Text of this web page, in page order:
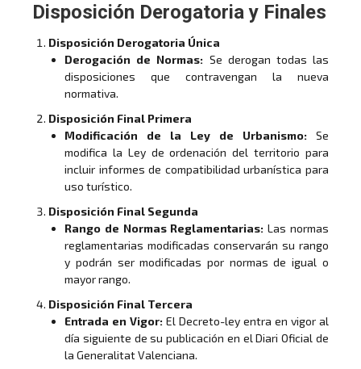
Disposición Derogatoria y Finales
Disposición Derogatoria Única
Derogación de Normas: Se derogan todas las
disposiciones que contravengan la nueva
normativa.
Disposición Final Primera
Modificación de la Ley de Urbanismo:Se
modifica la Ley de ordenación del territorio para
incluir informes de compatibilidad urbanística para
uso turístico.
Disposición Final Segunda
Rango de Normas Reglamentarias: Las normas
reglamentarias modificadas conservarán su rango
y podrán ser modificadas por normas de igual o
mayor rango.
Disposición Final Tercera
Entrada en Vigor: El Decreto-ley entra en vigor al
día siguiente de su publicación en el Diari Oficial de
la Generalitat Valenciana.